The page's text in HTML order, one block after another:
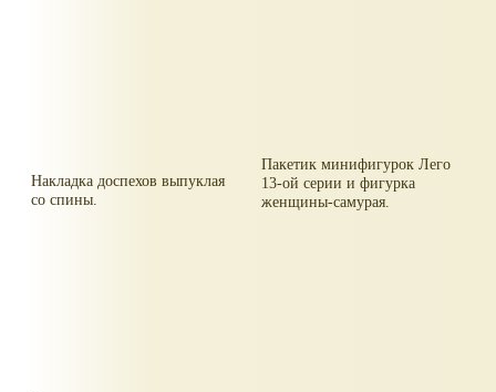
Накладка доспехов выпуклая
со спины.
Пакетик минифигурок Лего
13-ой серии и фигурка
женщины-самурая.